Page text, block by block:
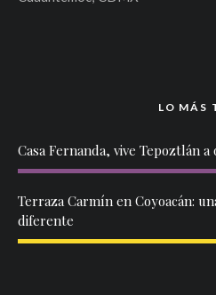
LO MÁS
Casa Fernanda, vive Tepoztlán
Terraza Carmín en Coyoacán:
diferente